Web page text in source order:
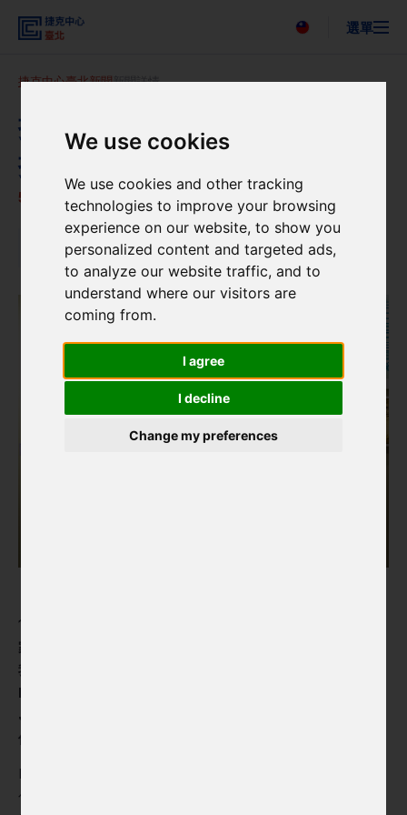
We use cookies
We use cookies and other tracking
technologies to improve your browsing
experience on our website, to show you
personalized content and targeted ads,
to analyze our website traffic, and to
understand where our visitors are
coming from.
I agree
I decline
Change my preferences
活動
聯絡我們
選單
捷克中心臺北新聞新聞詳情
捷克 LUSTR 插畫節參與台北
插畫藝術節
5. 1. 2026
12 月初，我們在台北歡迎了來自 LUSTR 插畫節的捷克插畫
家代表團，他們是為了參加「台北插畫藝術節」而造訪台灣。
我們接待了 LUSTR 插畫節的插畫家兼策展人 Barbora
Müllerová，以及 Marita Kelbl、Alžběta Zemanová 和
Jakub Bachorík。插畫家們在台北的藝術節上設立了專屬攤
位，向參觀者介紹捷克的 LUSTR 插畫節。
LUSTR 的攤位提供了參展插畫家的書籍與海報供選購。其中
包括漫畫《命運之石》(The Stone of Destiny) 的海報，該漫